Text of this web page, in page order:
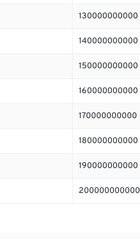
130000000000
140000000000
150000000000
160000000000
170000000000
180000000000
190000000000
200000000000